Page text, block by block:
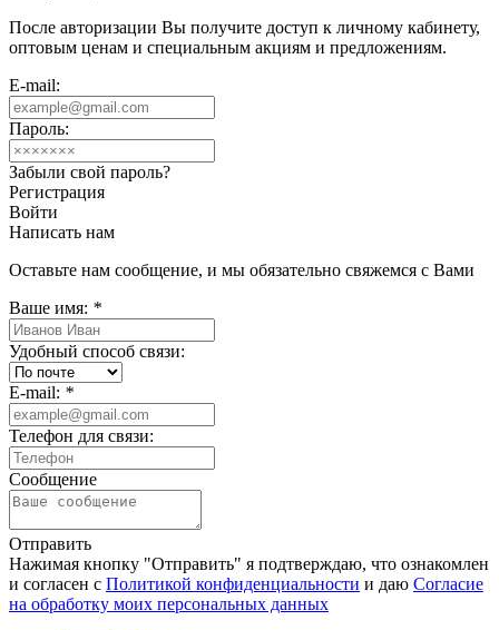
После авторизации Вы получите доступ к личному кабинету,
оптовым ценам и специальным акциям и предложениям.
E-mail:
Пароль:
Забыли свой пароль?
Регистрация
Войти
Написать нам
Оставьте нам сообщение, и мы обязательно свяжемся с Вами
Ваше имя: *
Удобный способ связи:
E-mail: *
Телефон для связи:
Сообщение
Отправить
Нажимая кнопку "Отправить" я подтверждаю, что ознакомлен
и согласен с Политикой конфиденциальности и даю Согласие
на обработку моих персональных данных